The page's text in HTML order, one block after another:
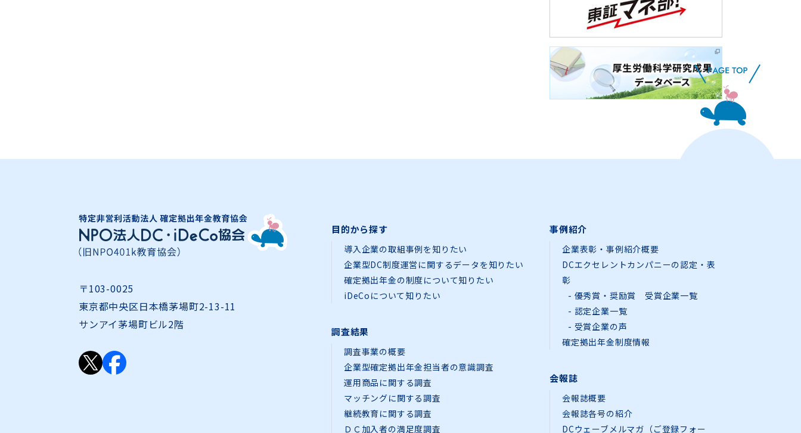
〒103-0025
東京都中央区日本橋茅場町2-13-11
サンアイ茅場町ビル2階
目的から探す
導入企業の取組事例を知りたい
企業型DC制度運営に関するデータを知りたい
確定拠出年金の制度について知りたい
iDeCoについて知りたい
調査結果
調査事業の概要
企業型確定拠出年金担当者の意識調査
運用商品に関する調査
マッチングに関する調査
継続教育に関する調査
ＤＣ加入者の満足度調査
事例紹介
企業表彰・事例紹介概要
DCエクセレントカンパニーの認定・表
彰
優秀賞・奨励賞 受賞企業一覧
認定企業一覧
受賞企業の声
確定拠出年金制度情報
会報誌
会報誌概要
会報誌各号の紹介
DCウェーブメルマガ（ご登録フォー